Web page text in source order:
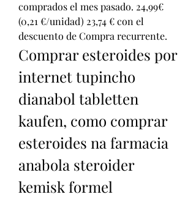
comprados el mes pasado. 24,99€
(0,21 €/unidad) 23,74 € con el
descuento de Compra recurrente.
Comprar esteroides por
internet tupincho
dianabol tabletten
kaufen, como comprar
esteroides na farmacia
anabola steroider
kemisk formel